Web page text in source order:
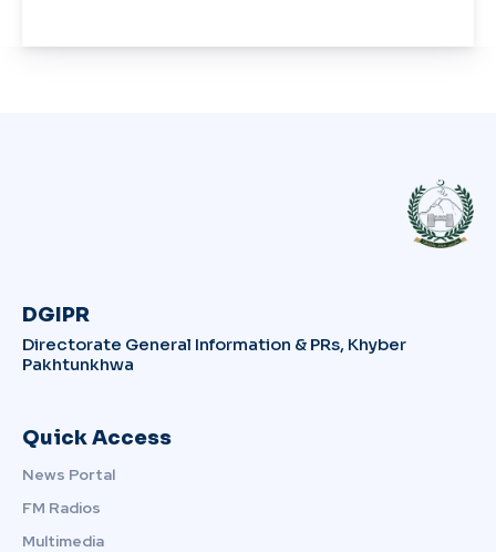
DGIPR
Directorate General Information & PRs, Khyber
Pakhtunkhwa
Quick Access
News Portal
FM Radios
Multimedia